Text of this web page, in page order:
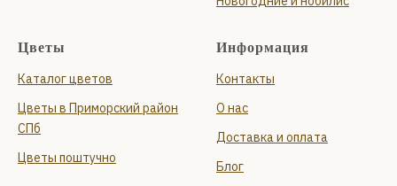
Цветы
Каталог цветов
Цветы в Приморский район
СПб
Цветы поштучно
Информация
Контакты
О нас
Доставка и оплата
Блог